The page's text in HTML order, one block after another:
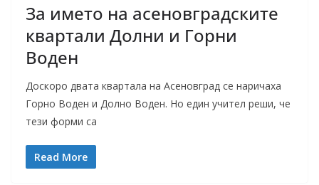
За името на асеновградските
квартали Долни и Горни
Воден
Доскоро двата квартала на Асеновград се наричаха
Горно Воден и Долно Воден. Но един учител реши, че
тези форми са
Read More